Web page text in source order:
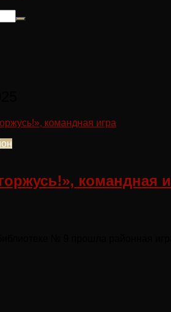
командная